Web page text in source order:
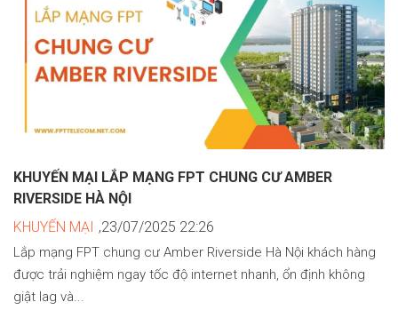
KHUYẾN MẠI LẮP MẠNG FPT CHUNG CƯ AMBER
RIVERSIDE HÀ NỘI
KHUYẾN MẠI ,23/07/2025 22:26
Lắp mạng FPT chung cư Amber Riverside Hà Nội khách hàng
được trải nghiệm ngay tốc độ internet nhanh, ổn định không
giật lag và...